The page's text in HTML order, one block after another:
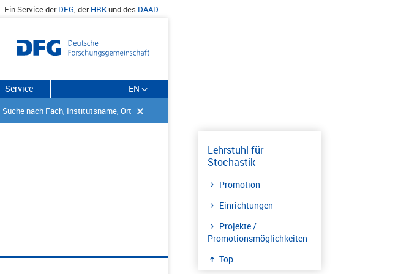
Ein Service derDFG, derHRKund des DAAD
Service EN
Lehrstuhl für
Stochastik
Promotion
Einrichtungen
Projekte /
Promotionsmöglichkeiten
Top